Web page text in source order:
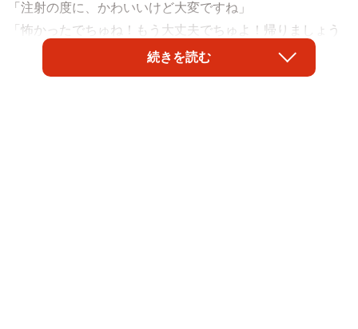
「注射の度に、かわいいけど大変ですね」
「怖かったでちゅね！もう大丈夫でちゅよ！帰りましょう
「もう、信じられないニャ❗って感じですね。いなりちゃん
続きを読む